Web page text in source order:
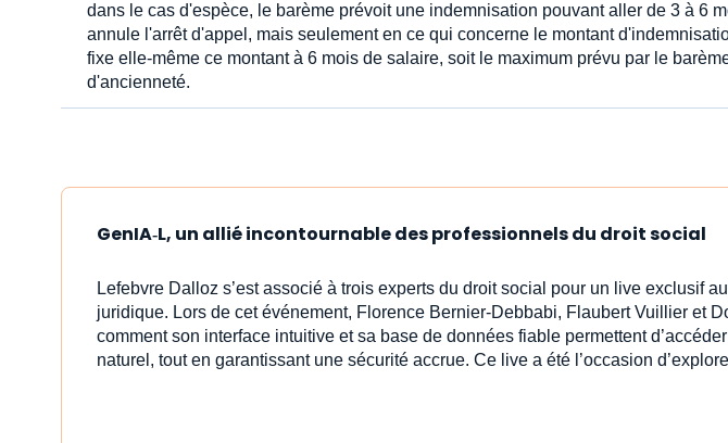
dans le cas d'espèce, le barème prévoit une indemnisation pouvant aller de 3 à 6
annule l'arrêt d'appel, mais seulement en ce qui concerne le montant
fixe elle-même ce montant à 6 mois de salaire, soit le maximum prévu par le
d'ancienneté.
GenIA‑L, un allié incontournable des professionnels du droit social
Lefebvre Dalloz s’est associé à trois experts du droit social pour un live exclusif
juridique. Lors de cet événement, Florence Bernier-Debbabi, Flaubert Vuillier et
comment son interface intuitive et sa base de données fiable permettent
naturel, tout en garantissant une sécurité accrue. Ce live a été l’occasion